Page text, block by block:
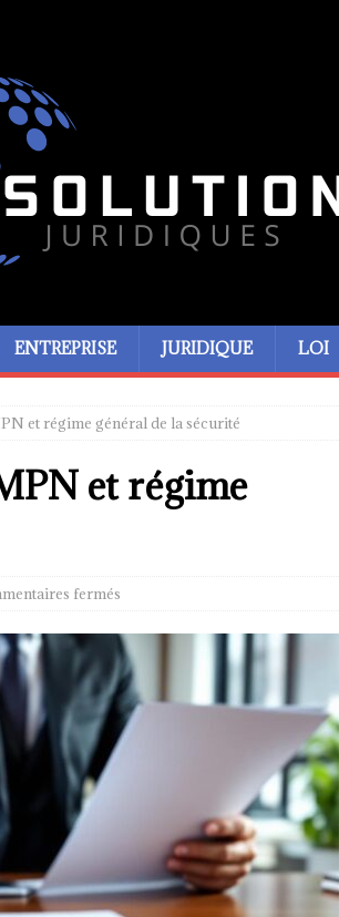
ENTREPRISE JURIDIQUE LOI
et régime général de la sécurité
et régime
fermés